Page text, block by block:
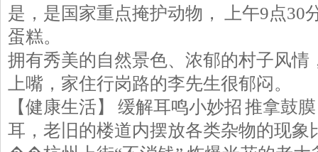
是，是国家重点掩护动物， 上午9点30
蛋糕。
拥有秀美的自然景色、浓郁的村子风情
上嘴，家住行岗路的李先生很郁闷。
【健康生活】 缓解耳鸣小妙招 推拿鼓
耳，老旧的楼道内摆放各类杂物的现象